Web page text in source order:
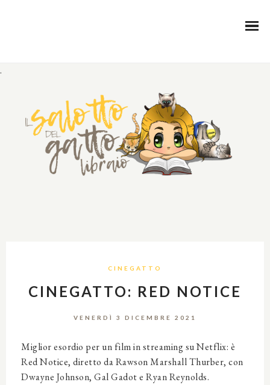
.
CINEGATTO
CINEGATTO: RED NOTICE
VENERDÌ 3 DICEMBRE 2021
Miglior esordio per un film in streaming su Netflix: è
Red Notice, diretto da Rawson Marshall Thurber, con
Dwayne Johnson, Gal Gadot e Ryan Reynolds.